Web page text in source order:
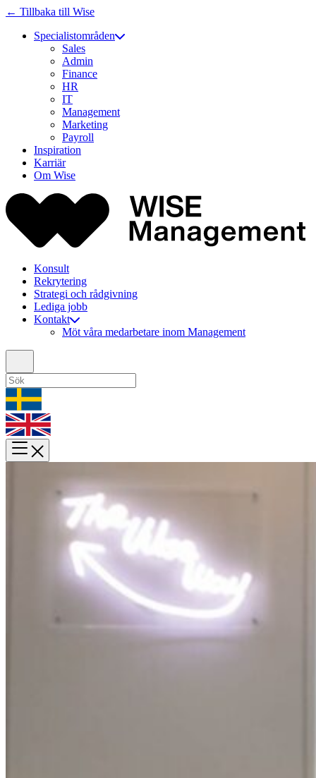
← Tillbaka till Wise
Specialistområden
Sales
Admin
Finance
HR
IT
Management
Marketing
Payroll
Inspiration
Karriär
Om Wise
Konsult
Rekrytering
Strategi och rådgivning
Lediga jobb
Kontakt
Möt våra medarbetare inom Management